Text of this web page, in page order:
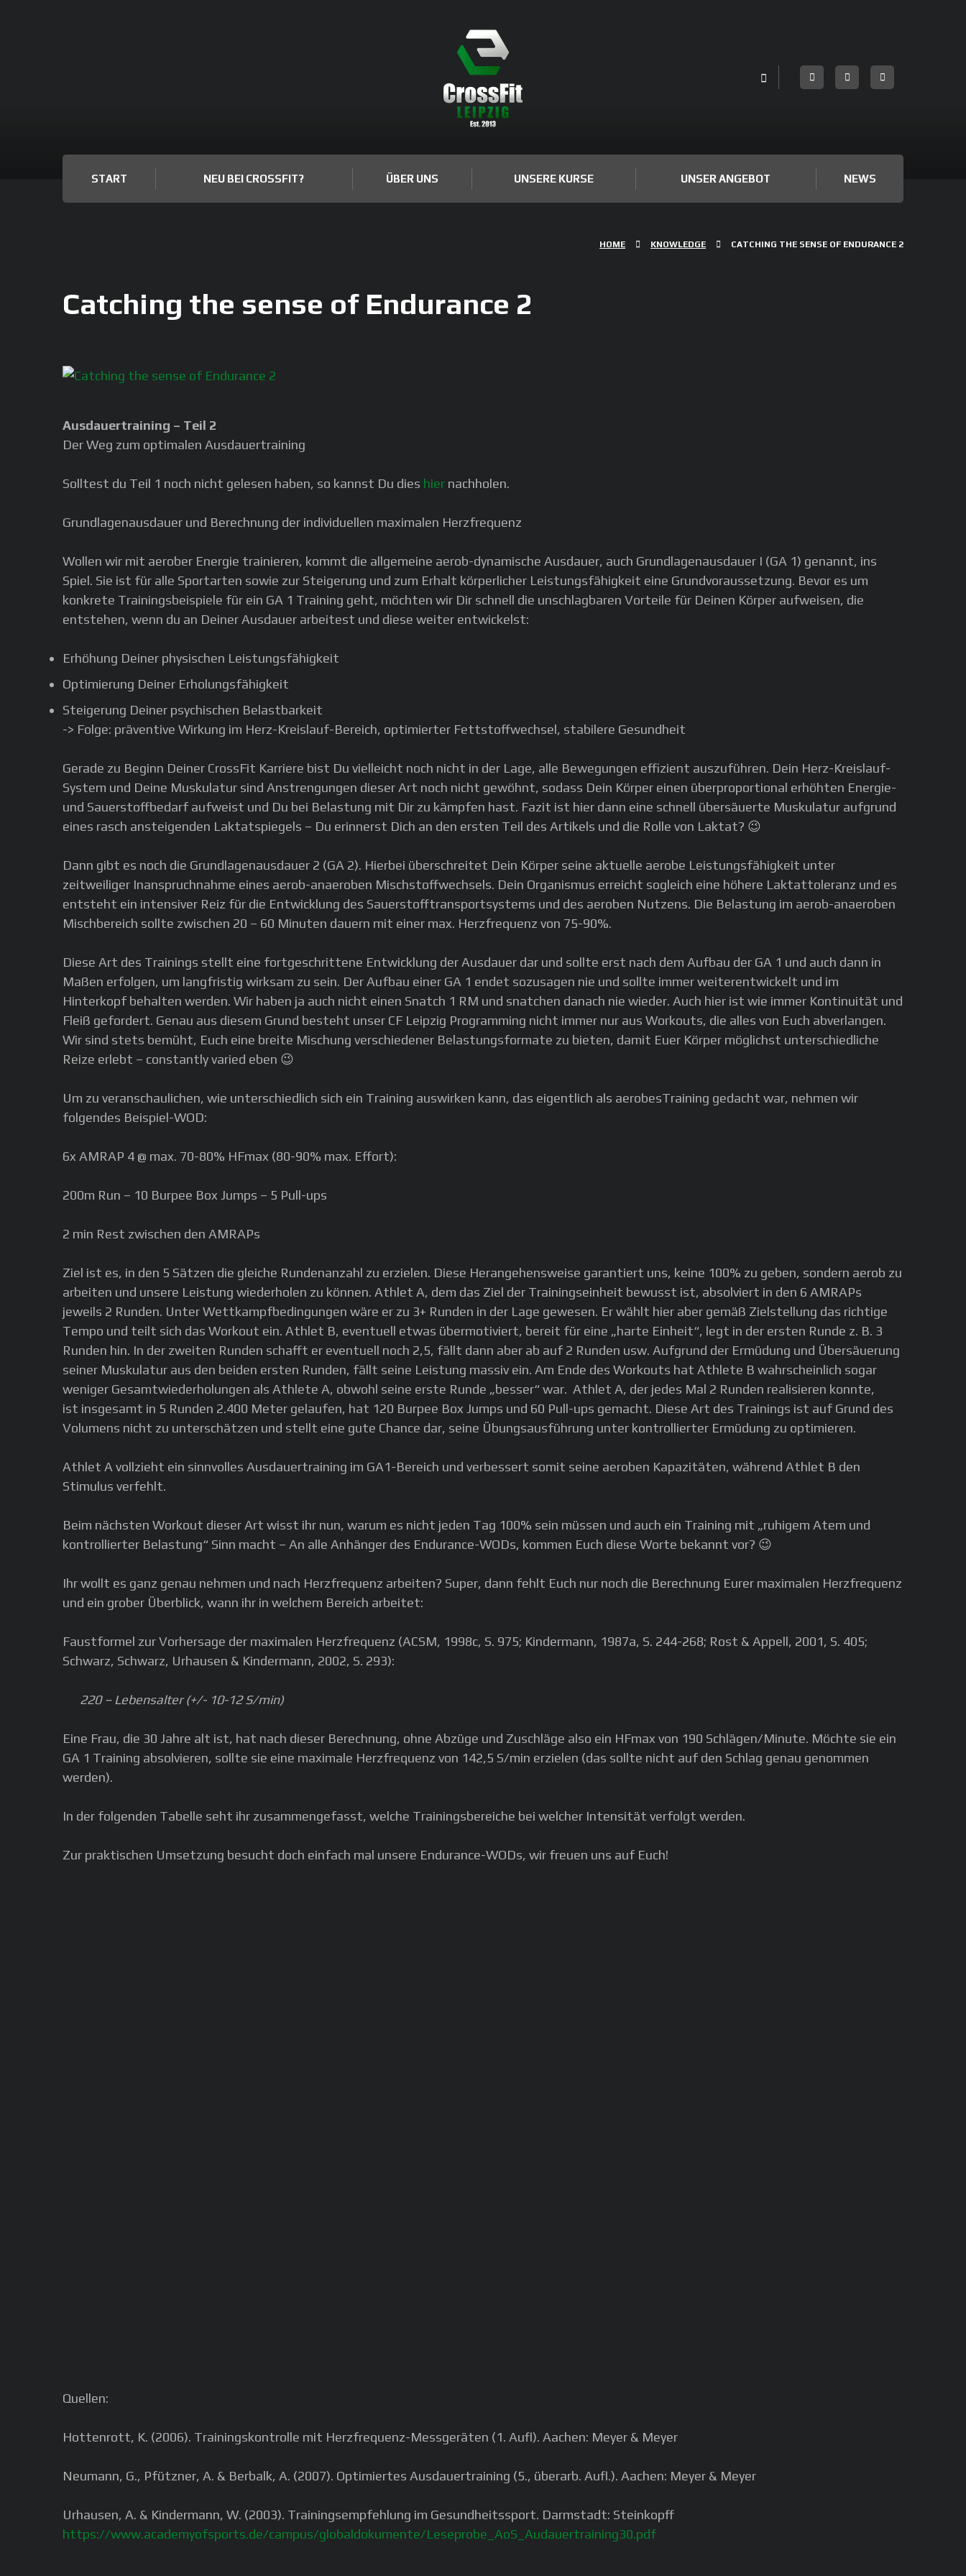
START NEU BEI CROSSFIT? ÜBER UNS UNSERE KURSE UNSER ANGEBOT NEWS
HOME KNOWLEDGE CATCHING THE SENSE OF ENDURANCE 2
Catching the sense of Endurance 2
Ausdauertraining – Teil 2
Der Weg zum optimalen Ausdauertraining
Solltest du Teil 1 noch nicht gelesen haben, so kannst Du dies hier nachholen.
Grundlagenausdauer und Berechnung der individuellen maximalen Herzfrequenz
Wollen wir mit aerober Energie trainieren, kommt die allgemeine aerob-dynamische Ausdauer, auch Grundlagenausdauer I (GA 1) genannt, ins
Spiel. Sie ist für alle Sportarten sowie zur Steigerung und zum Erhalt körperlicher Leistungsfähigkeit eine Grundvoraussetzung. Bevor es um
konkrete Trainingsbeispiele für ein GA 1 Training geht, möchten wir Dir schnell die unschlagbaren Vorteile für Deinen Körper aufweisen, die
entstehen, wenn du an Deiner Ausdauer arbeitest und diese weiter entwickelst:
Erhöhung Deiner physischen Leistungsfähigkeit
Optimierung Deiner Erholungsfähigkeit
Steigerung Deiner psychischen Belastbarkeit
-> Folge: präventive Wirkung im Herz-Kreislauf-Bereich, optimierter Fettstoffwechsel, stabilere Gesundheit
Gerade zu Beginn Deiner CrossFit Karriere bist Du vielleicht noch nicht in der Lage, alle Bewegungen effizient auszuführen. Dein Herz-Kreislauf-
System und Deine Muskulatur sind Anstrengungen dieser Art noch nicht gewöhnt, sodass Dein Körper einen überproportional erhöhten Energie-
und Sauerstoffbedarf aufweist und Du bei Belastung mit Dir zu kämpfen hast. Fazit ist hier dann eine schnell übersäuerte Muskulatur aufgrund
eines rasch ansteigenden Laktatspiegels – Du erinnerst Dich an den ersten Teil des Artikels und die Rolle von Laktat? 😉
Dann gibt es noch die Grundlagenausdauer 2 (GA 2). Hierbei überschreitet Dein Körper seine aktuelle aerobe Leistungsfähigkeit unter
zeitweiliger Inanspruchnahme eines aerob-anaeroben Mischstoffwechsels. Dein Organismus erreicht sogleich eine höhere Laktattoleranz und es
entsteht ein intensiver Reiz für die Entwicklung des Sauerstofftransportsystems und des aeroben Nutzens. Die Belastung im aerob-anaeroben
Mischbereich sollte zwischen 20 – 60 Minuten dauern mit einer max. Herzfrequenz von 75-90%.
Diese Art des Trainings stellt eine fortgeschrittene Entwicklung der Ausdauer dar und sollte erst nach dem Aufbau der GA 1 und auch dann in
Maßen erfolgen, um langfristig wirksam zu sein. Der Aufbau einer GA 1 endet sozusagen nie und sollte immer weiterentwickelt und im
Hinterkopf behalten werden. Wir haben ja auch nicht einen Snatch 1 RM und snatchen danach nie wieder. Auch hier ist wie immer Kontinuität und
Fleiß gefordert. Genau aus diesem Grund besteht unser CF Leipzig Programming nicht immer nur aus Workouts, die alles von Euch abverlangen.
Wir sind stets bemüht, Euch eine breite Mischung verschiedener Belastungsformate zu bieten, damit Euer Körper möglichst unterschiedliche
Reize erlebt – constantly varied eben 😉
Um zu veranschaulichen, wie unterschiedlich sich ein Training auswirken kann, das eigentlich als aerobesTraining gedacht war, nehmen wir
folgendes Beispiel-WOD:
6x AMRAP 4 @ max. 70-80% HFmax (80-90% max. Effort):
200m Run – 10 Burpee Box Jumps – 5 Pull-ups
2 min Rest zwischen den AMRAPs
Ziel ist es, in den 5 Sätzen die gleiche Rundenanzahl zu erzielen. Diese Herangehensweise garantiert uns, keine 100% zu geben, sondern aerob zu
arbeiten und unsere Leistung wiederholen zu können. Athlet A, dem das Ziel der Trainingseinheit bewusst ist, absolviert in den 6 AMRAPs
jeweils 2 Runden. Unter Wettkampfbedingungen wäre er zu 3+ Runden in der Lage gewesen. Er wählt hier aber gemäß Zielstellung das richtige
Tempo und teilt sich das Workout ein. Athlet B, eventuell etwas übermotiviert, bereit für eine „harte Einheit“, legt in der ersten Runde z. B. 3
Runden hin. In der zweiten Runden schafft er eventuell noch 2,5, fällt dann aber ab auf 2 Runden usw. Aufgrund der Ermüdung und Übersäuerung
seiner Muskulatur aus den beiden ersten Runden, fällt seine Leistung massiv ein. Am Ende des Workouts hat Athlete B wahrscheinlich sogar
weniger Gesamtwiederholungen als Athlete A, obwohl seine erste Runde „besser“ war. Athlet A, der jedes Mal 2 Runden realisieren konnte,
ist insgesamt in 5 Runden 2.400 Meter gelaufen, hat 120 Burpee Box Jumps und 60 Pull-ups gemacht. Diese Art des Trainings ist auf Grund des
Volumens nicht zu unterschätzen und stellt eine gute Chance dar, seine Übungsausführung unter kontrollierter Ermüdung zu optimieren.
Athlet A vollzieht ein sinnvolles Ausdauertraining im GA1-Bereich und verbessert somit seine aeroben Kapazitäten, während Athlet B den
Stimulus verfehlt.
Beim nächsten Workout dieser Art wisst ihr nun, warum es nicht jeden Tag 100% sein müssen und auch ein Training mit „ruhigem Atem und
kontrollierter Belastung“ Sinn macht – An alle Anhänger des Endurance-WODs, kommen Euch diese Worte bekannt vor? 😉
Ihr wollt es ganz genau nehmen und nach Herzfrequenz arbeiten? Super, dann fehlt Euch nur noch die Berechnung Eurer maximalen Herzfrequenz
und ein grober Überblick, wann ihr in welchem Bereich arbeitet:
Faustformel zur Vorhersage der maximalen Herzfrequenz (ACSM, 1998c, S. 975; Kindermann, 1987a, S. 244-268; Rost & Appell, 2001, S. 405;
Schwarz, Schwarz, Urhausen & Kindermann, 2002, S. 293):
220 – Lebensalter (+/- 10-12 S/min)
Eine Frau, die 30 Jahre alt ist, hat nach dieser Berechnung, ohne Abzüge und Zuschläge also ein HFmax von 190 Schlägen/Minute. Möchte sie ein
GA 1 Training absolvieren, sollte sie eine maximale Herzfrequenz von 142,5 S/min erzielen (das sollte nicht auf den Schlag genau genommen
werden).
In der folgenden Tabelle seht ihr zusammengefasst, welche Trainingsbereiche bei welcher Intensität verfolgt werden.
Zur praktischen Umsetzung besucht doch einfach mal unsere Endurance-WODs, wir freuen uns auf Euch!
Quellen:
Hottenrott, K. (2006). Trainingskontrolle mit Herzfrequenz-Messgeräten (1. Aufl). Aachen: Meyer & Meyer
Neumann, G., Pfützner, A. & Berbalk, A. (2007). Optimiertes Ausdauertraining (5., überarb. Aufl.). Aachen: Meyer & Meyer
Urhausen, A. & Kindermann, W. (2003). Trainingsempfehlung im Gesundheitssport. Darmstadt: Steinkopff
https://www.academyofsports.de/campus/globaldokumente/Leseprobe_AoS_Audauertraining30.pdf